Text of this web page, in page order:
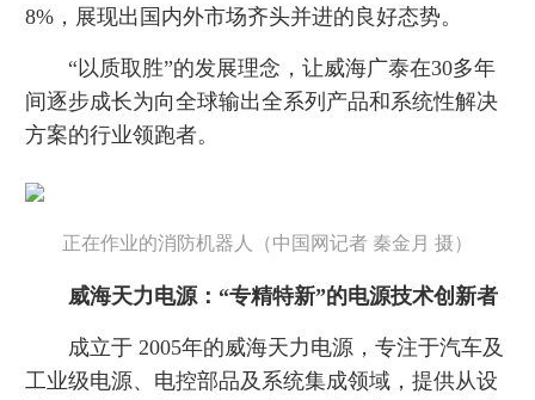
8%，展现出国内外市场齐头并进的良好态势。
“以质取胜”的发展理念，让威海广泰在30多年
间逐步成长为向全球输出全系列产品和系统性解决
方案的行业领跑者。
正在作业的消防机器人（中国网记者 秦金月 摄）
威海天力电源：“专精特新”的电源技术创新者
成立于 2005年的威海天力电源，专注于汽车及
工业级电源、电控部品及系统集成领域，提供从设